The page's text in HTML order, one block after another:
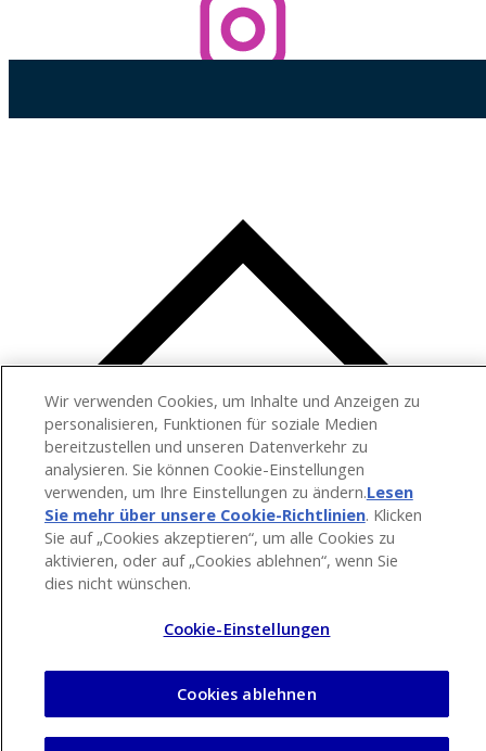
Wir verwenden Cookies, um Inhalte und Anzeigen zu
personalisieren, Funktionen für soziale Medien
bereitzustellen und unseren Datenverkehr zu
analysieren. Sie können Cookie-Einstellungen
verwenden, um Ihre Einstellungen zu ändern.Lesen
Sie mehr über unsere Cookie-Richtlinien(opens in a
new tab)
. Klicken
Sie auf „Cookies akzeptieren“, um alle Cookies zu
aktivieren, oder auf „Cookies ablehnen“, wenn Sie
dies nicht wünschen.
Cookie-Einstellungen
Cookies ablehnen